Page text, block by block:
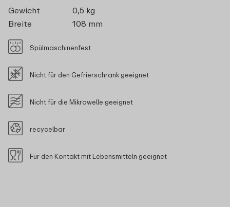
Gewicht
0,5 kg
Breite
108 mm
Spülmaschinenfest
Nicht für den Gefrierschrank geeignet
Nicht für die Mikrowelle geeignet
recycelbar
Für den Kontakt mit Lebensmitteln geeignet